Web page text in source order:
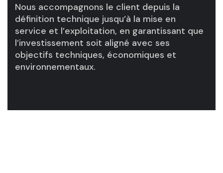
Nous accompagnons le client depuis la
définition technique jusqu’à la mise en
service et l’exploitation, en garantissant que
l’investissement soit aligné avec ses
objectifs techniques, économiques et
environnementaux.